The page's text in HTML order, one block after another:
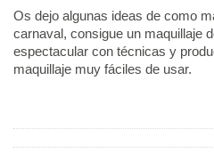
Os dejo algunas ideas de como
carnaval, consigue un maquillaje
espectacular con técnicas y
maquillaje muy fáciles de usar.